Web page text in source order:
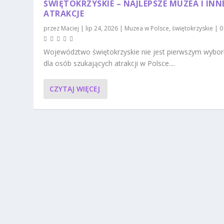
ŚWIĘTOKRZYSKIE – NAJLEPSZE MUZEA I
ATRAKCJE
przez Maciej | lip 24, 2026 | Muzea w Polsce,świętokrzyskie | 0
Województwo świętokrzyskie nie jest pierwszym
dla osób szukających atrakcji w Polsce....
CZYTAJ WIĘCEJ